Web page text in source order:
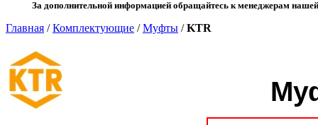
За дополнительной информацией обращайтесь к менеджерам
Главная /Комплектующие /Муфты /KTR